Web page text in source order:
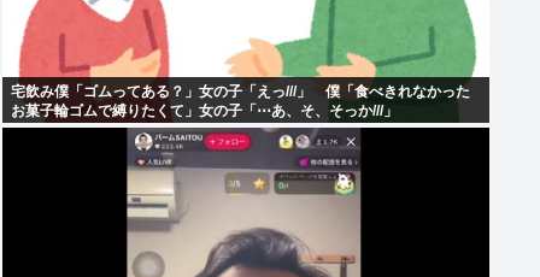
宅飲み僕「ゴムってある？」女の子「えっ///」 僕「食べきれなかった
お菓子輪ゴムで縛りたくて」女の子「⋯あ、そ、そっか///」